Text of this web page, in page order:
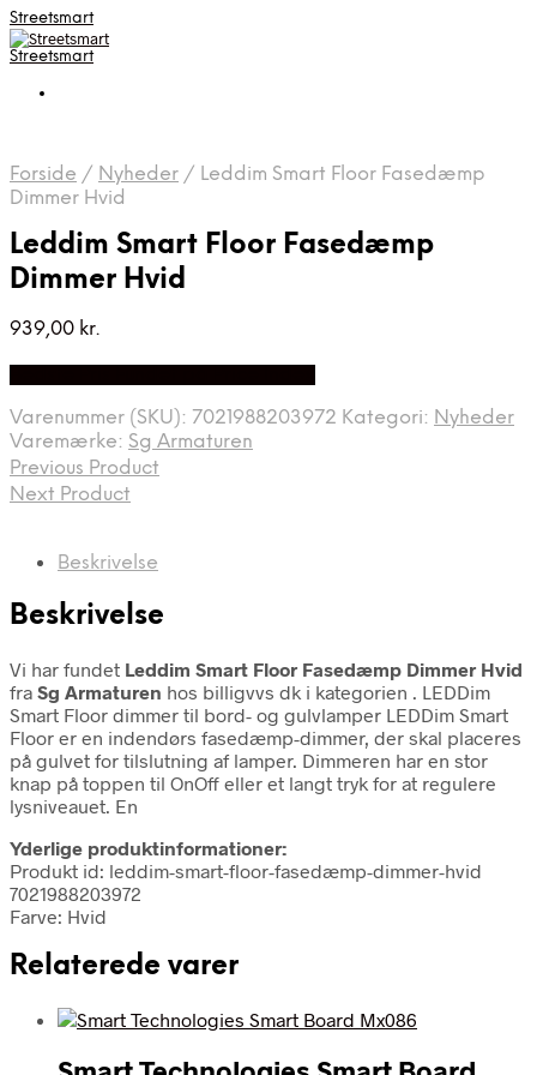
Streetsmart
Streetsmart
Forside / Nyheder / Leddim Smart Floor Fasedæmp
Dimmer Hvid
Leddim Smart Floor Fasedæmp
Dimmer Hvid
939,00 kr.
Varenummer (SKU): 7021988203972 Kategori: Nyheder
Varemærke: Sg Armaturen
Previous Product
Next Product
Beskrivelse
Beskrivelse
Vi har fundet Leddim Smart Floor Fasedæmp Dimmer Hvid
fra Sg Armaturen hos billigvvs dk i kategorien . LEDDim
Smart Floor dimmer til bord- og gulvlamper LEDDim Smart
Floor er en indendørs fasedæmp-dimmer, der skal placeres
på gulvet for tilslutning af lamper. Dimmeren har en stor
knap på toppen til OnOff eller et langt tryk for at regulere
lysniveauet. En
Yderlige produktinformationer:
Produkt id: leddim-smart-floor-fasedæmp-dimmer-hvid
7021988203972
Farve: Hvid
Relaterede varer